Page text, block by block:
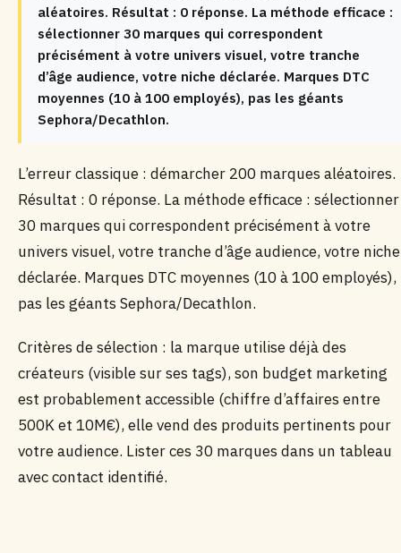
aléatoires. Résultat : 0 réponse. La méthode efficace :
sélectionner 30 marques qui correspondent
précisément à votre univers visuel, votre tranche
d’âge audience, votre niche déclarée. Marques DTC
moyennes (10 à 100 employés), pas les géants
Sephora/Decathlon.
L’erreur classique : démarcher 200 marques aléatoires.
Résultat : 0 réponse. La méthode efficace : sélectionner
30 marques qui correspondent précisément à votre
univers visuel, votre tranche d’âge audience, votre niche
déclarée. Marques DTC moyennes (10 à 100 employés),
pas les géants Sephora/Decathlon.
Critères de sélection : la marque utilise déjà des
créateurs (visible sur ses tags), son budget marketing
est probablement accessible (chiffre d’affaires entre
500K et 10M€), elle vend des produits pertinents pour
votre audience. Lister ces 30 marques dans un tableau
avec contact identifié.